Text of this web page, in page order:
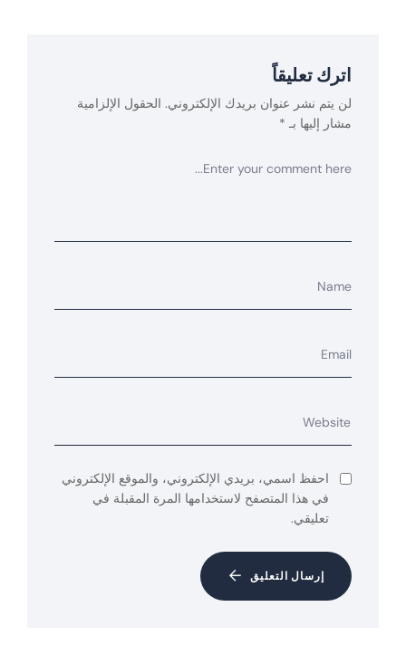
اترك تعليقاً
لن يتم نشر عنوان بريدك الإلكتروني. الحقول الإلزامية
مشار إليها بـ *
احفظ اسمي، بريدي الإلكتروني، والموقع الإلكتروني
في هذا المتصفح لاستخدامها المرة المقبلة في
تعليقي.
إرسال التعليق